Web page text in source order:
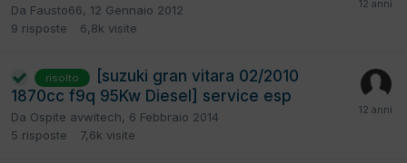
Da Fausto66, 12 Gennaio 2012
9 risposte 6,8k visite
risolto
[suzuki gran vitara 02/2010
1870cc f9q 95Kw Diesel] service esp
Da Ospite avwitech, 6 Febbraio 2014
5 risposte 7,6k visite